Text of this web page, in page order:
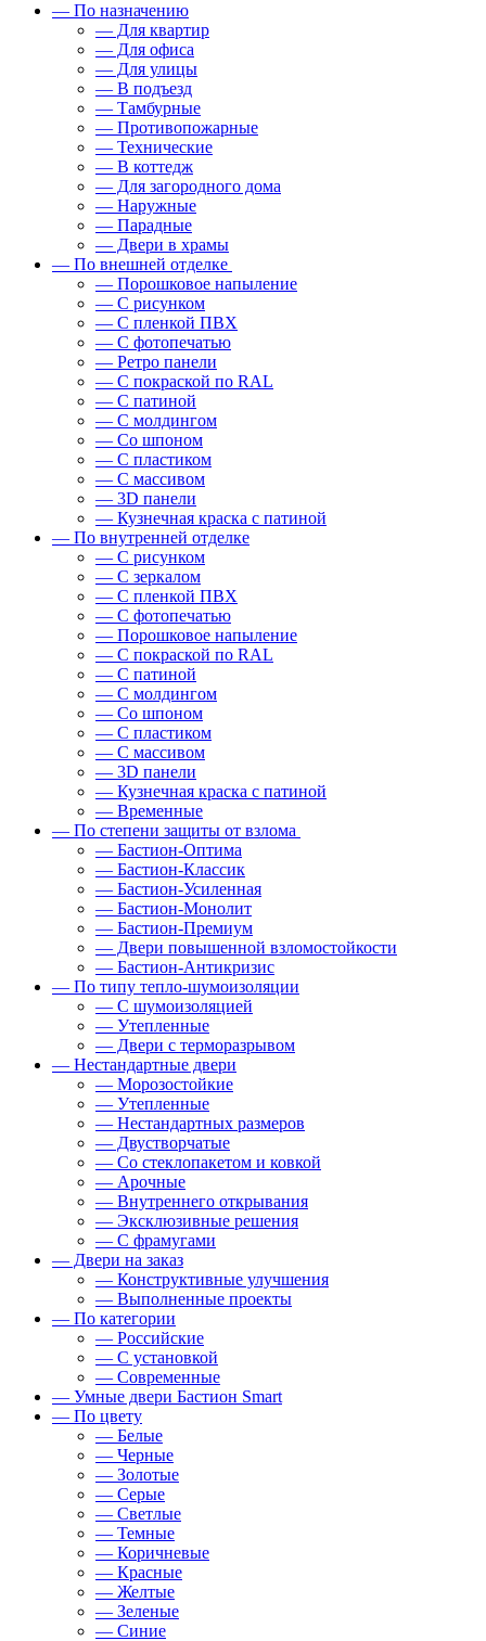
— По назначению
— Для квартир
— Для офиса
— Для улицы
— В подъезд
— Тамбурные
— Противопожарные
— Технические
— В коттедж
— Для загородного дома
— Наружные
— Парадные
— Двери в храмы
— По внешней отделке
— Порошковое напыление
— С рисунком
— С пленкой ПВХ
— С фотопечатью
— Ретро панели
— С покраской по RAL
— С патиной
— С молдингом
— Со шпоном
— С пластиком
— С массивом
— 3D панели
— Кузнечная краска с патиной
— По внутренней отделке
— С рисунком
— С зеркалом
— С пленкой ПВХ
— С фотопечатью
— Порошковое напыление
— С покраской по RAL
— С патиной
— С молдингом
— Со шпоном
— С пластиком
— С массивом
— 3D панели
— Кузнечная краска с патиной
— Временные
— По степени защиты от взлома
— Бастион-Оптима
— Бастион-Классик
— Бастион-Усиленная
— Бастион-Монолит
— Бастион-Премиум
— Двери повышенной взломостойкости
— Бастион-Антикризис
— По типу тепло-шумоизоляции
— С шумоизоляцией
— Утепленные
— Двери с терморазрывом
— Нестандартные двери
— Морозостойкие
— Утепленные
— Нестандартных размеров
— Двустворчатые
— Со стеклопакетом и ковкой
— Арочные
— Внутреннего открывания
— Эксклюзивные решения
— С фрамугами
— Двери на заказ
— Конструктивные улучшения
— Выполненные проекты
— По категории
— Российские
— С установкой
— Современные
— Умные двери Бастион Smart
— По цвету
— Белые
— Черные
— Золотые
— Серые
— Светлые
— Темные
— Коричневые
— Красные
— Желтые
— Зеленые
— Синие